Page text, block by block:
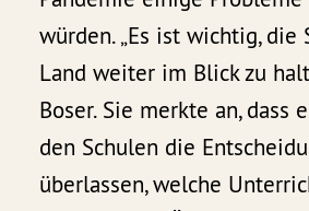
würden. „Es ist wichtig,
Land weiter im Blick zu
Boser. Sie merkte an, dass
den Schulen die
überlassen, welche